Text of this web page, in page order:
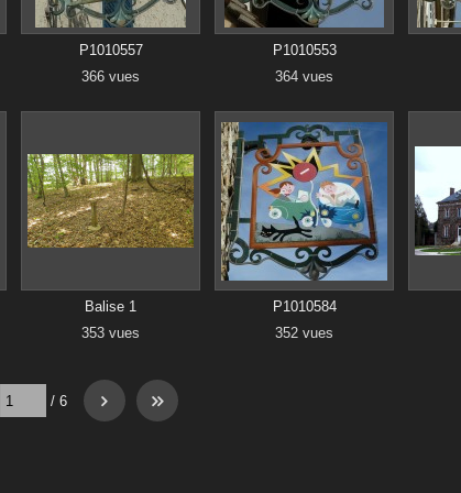
P1010557
366 vues
P1010553
364 vues
Balise 1
353 vues
P1010584
352 vues
/ 6